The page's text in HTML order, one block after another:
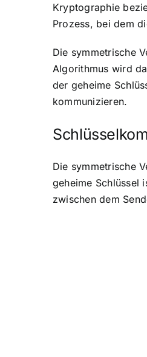
Kryptographie
Prozess, bei dem
Die symmetrische
Algorithmus wird
der geheime
kommunizieren.
Die symmetrische
geheime Schlüssel
zwischen dem